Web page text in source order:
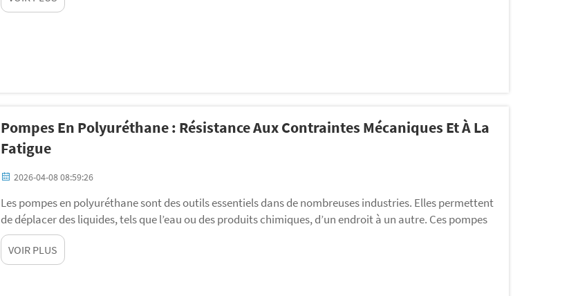
Pompes En Polyuréthane : Résistance Aux Contraintes Mécaniques Et À La
Fatigue
2026-04-08 08:59:26
Les pompes en polyuréthane sont des outils essentiels dans de nombreuses industries. Elles permettent
de déplacer des liquides, tels que l’eau ou des produits chimiques, d’un endroit à un autre. Ces pompes
sont fabriquées à partir d’un matériau spécial appelé polyuréthane. Ce matériau leur confère une
grande résistance et augmente leur durée de vie...
VOIR PLUS